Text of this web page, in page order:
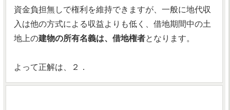
資金負担無しで権利を維持できますが、一般に地代収
入は他の方式による収益よりも低く、借地期間中の土
地上の建物の所有名義は、借地権者となります。
よって正解は、２．